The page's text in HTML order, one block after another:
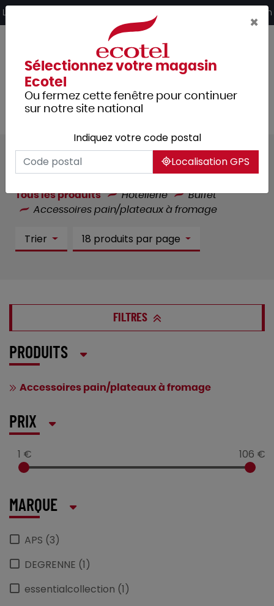
Livraison offerte dès 249€ HT d’achat et retrait 2h en magasin
Accessoires pain/plateaux à
fromage :13 article(s)
Tous les produits Hôtellerie
Buffet
Accessoires pain/plateaux à fromage
Trier 18 produits par page
FILTRES
PRODUITS
Accessoires pain/plateaux à fromage
PRIX
1 € 106 €
MARQUE
APS (3)
DEGRENNE (1)
essentialcollection (1)
×
Sélectionnez votre magasin
Ecotel
Ou fermez cette fenêtre pour continuer
sur notre site national
Indiquez votre code postal
Localisation GPS
Panneau de gestion des cookies